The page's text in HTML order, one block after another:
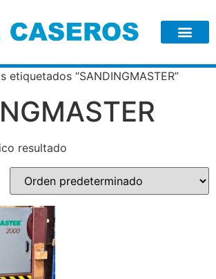
etiquetados “SANDINGMASTER”
resultado